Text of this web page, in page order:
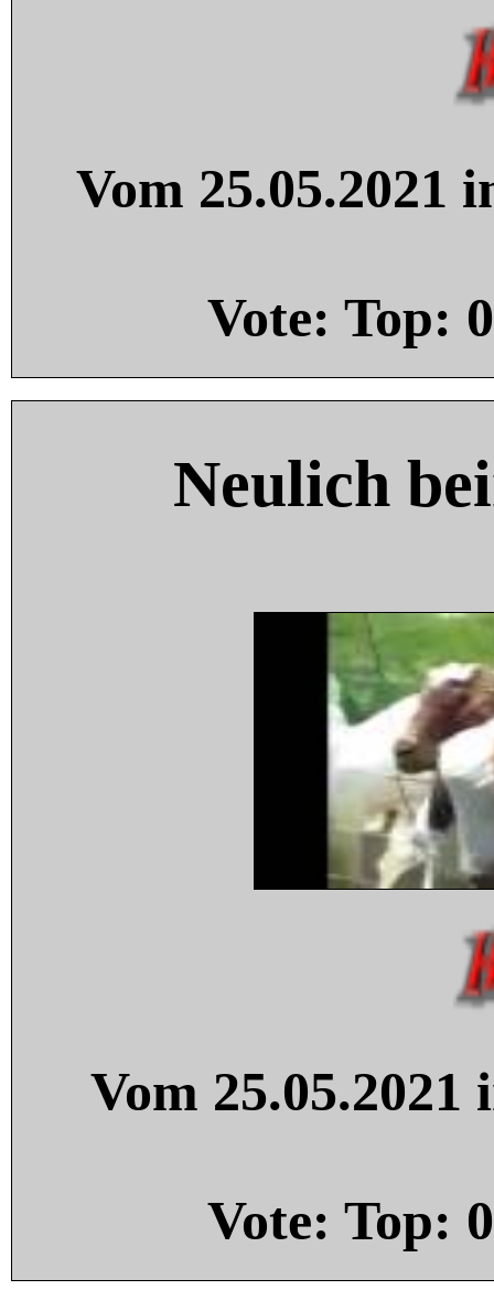
Vom 25.05.2021
Vote: Top: 0
Neulich
Vom
Vote: Top: 0